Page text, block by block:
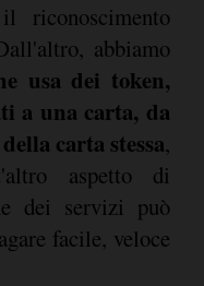
riconoscimento
abbiamo
usa dei token,
a una carta, da
carta stessa,
aspetto di
dei servizi può
facile, veloce